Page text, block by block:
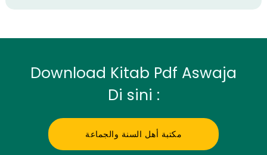
Download Kitab Pdf Aswaja
Di sini :
مكتبة أهل السنة والجماعة